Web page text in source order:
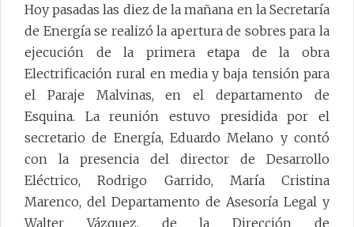
Hoy pasadas las diez de la mañana en la Secretaría
de Energía se realizó la apertura de sobres para la
ejecución de la primera etapa de la obra
Electrificación rural en media y baja tensión para
el Paraje Malvinas, en el departamento de
Esquina. La reunión estuvo presidida por el
secretario de Energía, Eduardo Melano y contó
con la presencia del director de Desarrollo
Eléctrico, Rodrigo Garrido, María Cristina
Marenco, del Departamento de Asesoría Legal y
Walter Vázquez, de la Dirección de